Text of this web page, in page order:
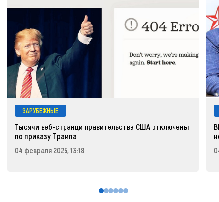
ЗАРУБЕЖНЫЕ
Тысячи веб-странци правительства США отключены
по приказу Трампа
04 февраля 2025, 13:18